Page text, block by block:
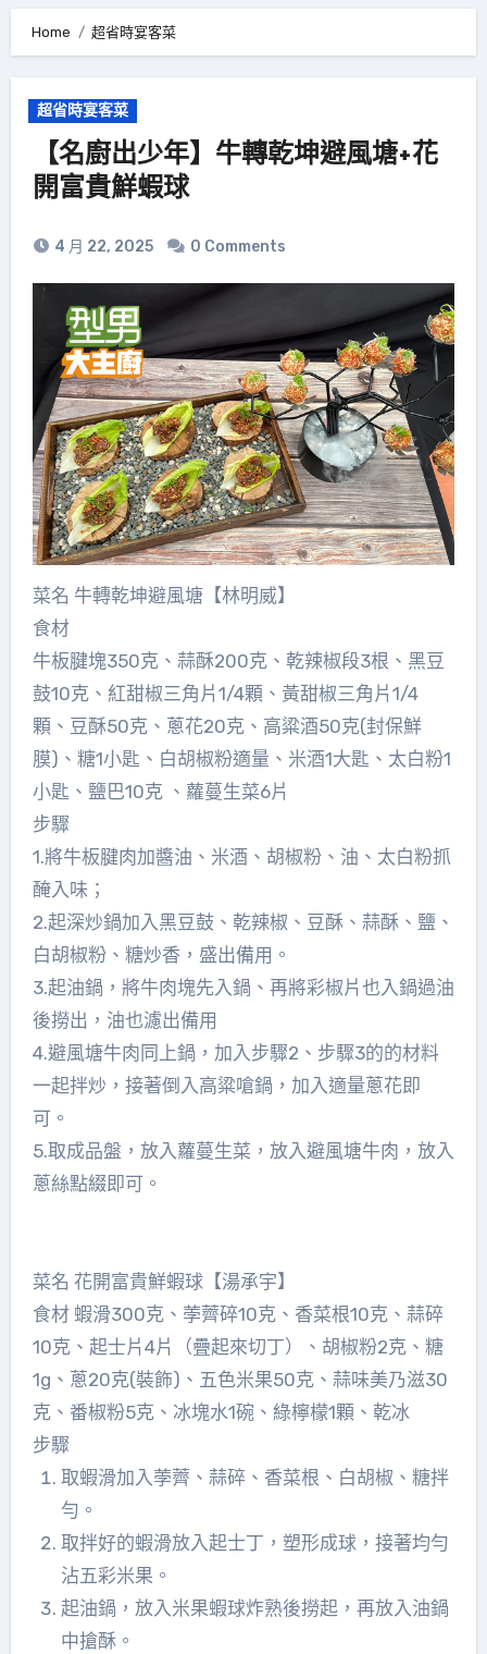
Home 超省時宴客菜
超省時宴客菜
【名廚出少年】牛轉乾坤避風塘+花
開富貴鮮蝦球
4 月 22, 2025 0 Comments
菜名 牛轉乾坤避風塘【林明威】
食材
牛板腱塊350克、蒜酥200克、乾辣椒段3根、黑豆
鼓10克、紅甜椒三角片1/4顆、黃甜椒三角片1/4
顆、豆酥50克、蔥花20克、高粱酒50克(封保鮮
膜)、糖1小匙、白胡椒粉適量、米酒1大匙、太白粉1
小匙、鹽巴10克 、蘿蔓生菜6片
步驟
1.將牛板腱肉加醬油、米酒、胡椒粉、油、太白粉抓
醃入味；
2.起深炒鍋加入黑豆鼓、乾辣椒、豆酥、蒜酥、鹽、
白胡椒粉、糖炒香，盛出備用。
3.起油鍋，將牛肉塊先入鍋、再將彩椒片也入鍋過油
後撈出，油也濾出備用
4.避風塘牛肉同上鍋，加入步驟2、步驟3的的材料
一起拌炒，接著倒入高粱嗆鍋，加入適量蔥花即
可。
5.取成品盤，放入蘿蔓生菜，放入避風塘牛肉，放入
蔥絲點綴即可。
菜名 花開富貴鮮蝦球【湯承宇】
食材 蝦滑300克、荸薺碎10克、香菜根10克、蒜碎
10克、起士片4片（疊起來切丁）、胡椒粉2克、糖
1g、蔥20克(裝飾)、五色米果50克、蒜味美乃滋30
克、番椒粉5克、冰塊水1碗、綠檸檬1顆、乾冰
步驟
取蝦滑加入荸薺、蒜碎、香菜根、白胡椒、糖拌
勻。
取拌好的蝦滑放入起士丁，塑形成球，接著均勻
沾五彩米果。
起油鍋，放入米果蝦球炸熟後撈起，再放入油鍋
中搶酥。